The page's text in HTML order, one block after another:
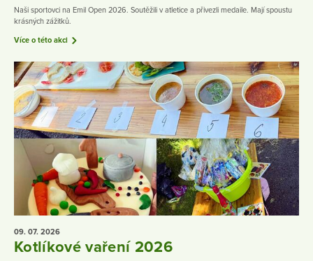
Naši sportovci na Emil Open 2026. Soutěžili v atletice a přivezli medaile. Mají spoustu
krásných zážitků.
Více o této akci
09. 07. 2026
Kotlíkové vaření 2026